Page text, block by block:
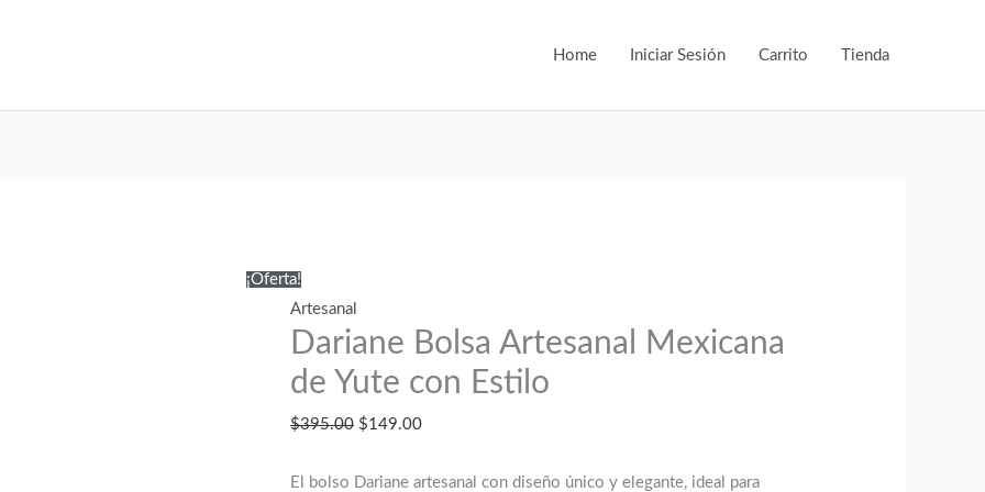
Home Iniciar Sesión Carrito Tienda
¡Oferta!
Artesanal
Dariane Bolsa Artesanal Mexicana
de Yute con Estilo
$395.00 El
original
$149.00El
actual
El bolso Dariane artesanal con diseño único y elegante, ideal para
era: